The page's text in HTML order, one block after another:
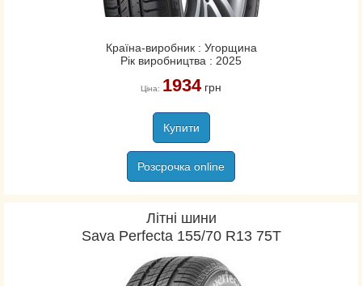
Країна-виробник : Угорщина
Рік виробництва : 2025
Ціна: 1934грн
Купити
Розсрочка online
Літні шини
Sava Perfecta 155/70 R13 75T